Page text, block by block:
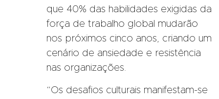
que 40% das habilidades exigidas da
força de trabalho global mudarão
nos próximos cinco anos, criando um
cenário de ansiedade e resistência
nas organizações.
“Os desafios culturais manifestam-se